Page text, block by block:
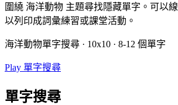
圍繞 海洋動物 主題尋找隱藏單字。可以
以列印成詞彙練習或課堂活動。
海洋動物單字搜尋 · 10x10 · 8-12 個單字
Play 單字搜尋
單字搜尋